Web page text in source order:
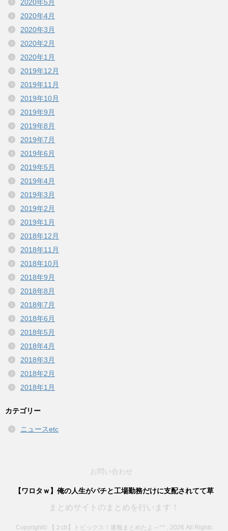
2020年5月
2020年4月
2020年3月
2020年2月
2020年1月
2019年12月
2019年11月
2019年10月
2019年9月
2019年8月
2019年7月
2019年6月
2019年5月
2019年4月
2019年3月
2019年2月
2019年1月
2018年12月
2018年11月
2018年10月
2018年9月
2018年8月
2018年7月
2018年6月
2018年5月
2018年4月
2018年3月
2018年2月
2018年1月
カテゴリー
ニュースetc
お問い合わせ
【ワロタｗ】俺の人生がパチと工場勤務だけに支配されてて草
まとめサイトのまとめを行います！
Copyright© 【２ch】トピックス！速報まとめたよ～^^ , 2026 All Rights